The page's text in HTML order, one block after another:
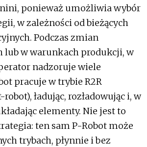
ponieważ umożliwia wybór
w zależności od bieżących
Podczas zmian
lub w warunkach produkcji, w
nadzoruje wiele
pracuje w trybie R2R
ładując, rozładowując i, w
elementy. Nie jest to
ten sam P-Robot może
trybach, płynnie i bez